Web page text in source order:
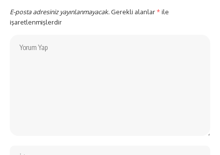
E-posta adresiniz yayınlanmayacak. Gerekli alanlar*ile
işaretlenmişlerdir